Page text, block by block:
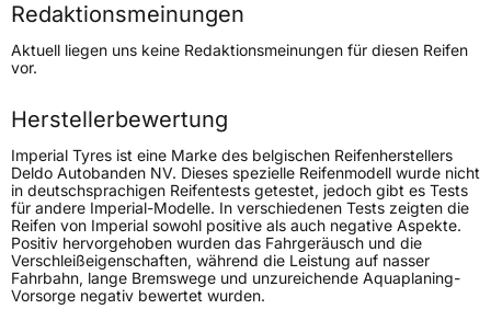
Höchstgeschwindigkeit
240 km/h
Lastindex94
Höchstlast670 kg
Generelle Merkmale
FahrzeugtypPKW
VerwendungSommerreifen
ModellnameEcodriver 5 F209
FahrzeugartPKW & SUV
Redaktionsmeinungen
Aktuell liegen uns keine Redaktionsmeinungen für diesen Reifen
vor.
Herstellerbewertung
Imperial Tyres ist eine Marke des belgischen Reifenherstellers
Deldo Autobanden NV. Dieses spezielle Reifenmodell wurde nicht
in deutschsprachigen Reifentests getestet, jedoch gibt es Tests
für andere Imperial-Modelle. In verschiedenen Tests zeigten die
Reifen von Imperial sowohl positive als auch negative Aspekte.
Positiv hervorgehoben wurden das Fahrgeräusch und die
Verschleißeigenschaften, während die Leistung auf nasser
Fahrbahn, lange Bremswege und unzureichende Aquaplaning-
Vorsorge negativ bewertet wurden.